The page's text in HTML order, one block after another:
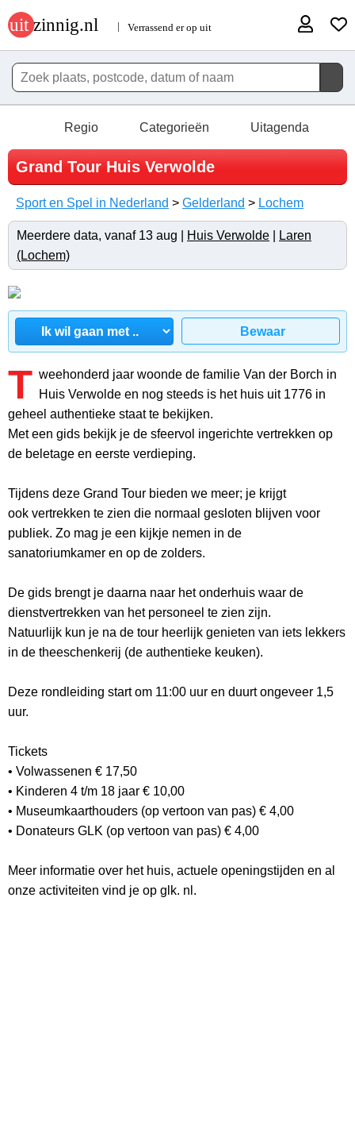
Regio Categorieën Uitagenda
Grand Tour Huis Verwolde
Sport en Spel in Nederland > Gelderland > Lochem
Meerdere data, vanaf 13 aug | Huis Verwolde
Laren
(Lochem)
Bewaar
T weehonderd jaar woonde de familie Van der Borch in
Huis Verwolde en nog steeds is het huis uit 1776 in
geheel authentieke staat te bekijken.
Met een gids bekijk je de sfeervol ingerichte vertrekken op
de beletage en eerste verdieping.
Tijdens deze Grand Tour bieden we meer; je krijgt
ook vertrekken te zien die normaal gesloten blijven voor
publiek. Zo mag je een kijkje nemen in de
sanatoriumkamer en op de zolders.
De gids brengt je daarna naar het onderhuis waar de
dienstvertrekken van het personeel te zien zijn.
Natuurlijk kun je na de tour heerlijk genieten van iets lekkers
in de theeschenkerij (de authentieke keuken).
Deze rondleiding start om 11:00 uur en duurt ongeveer 1,5
uur.
Tickets
• Volwassenen € 17,50
• Kinderen 4 t/m 18 jaar € 10,00
• Museumkaarthouders (op vertoon van pas) € 4,00
• Donateurs GLK (op vertoon van pas) € 4,00
Meer informatie over het huis, actuele openingstijden en al
onze activiteiten vind je op glk. nl.